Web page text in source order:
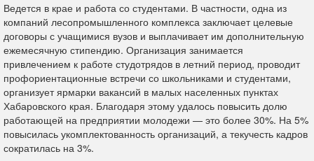
Ведется в крае и работа со студентами. В частности, одна из
компаний лесопромышленного комплекса заключает целевые
договоры с учащимися вузов и выплачивает им дополнительную
ежемесячную стипендию. Организация занимается
привлечением к работе студотрядов в летний период, проводит
профориентационные встречи со школьниками и студентами,
организует ярмарки вакансий в малых населенных пунктах
Хабаровского края. Благодаря этому удалось повысить долю
работающей на предприятии молодежи — это более 30%. На 5%
повысилась укомплектованность организаций, а текучесть кадров
сократилась на 3%.